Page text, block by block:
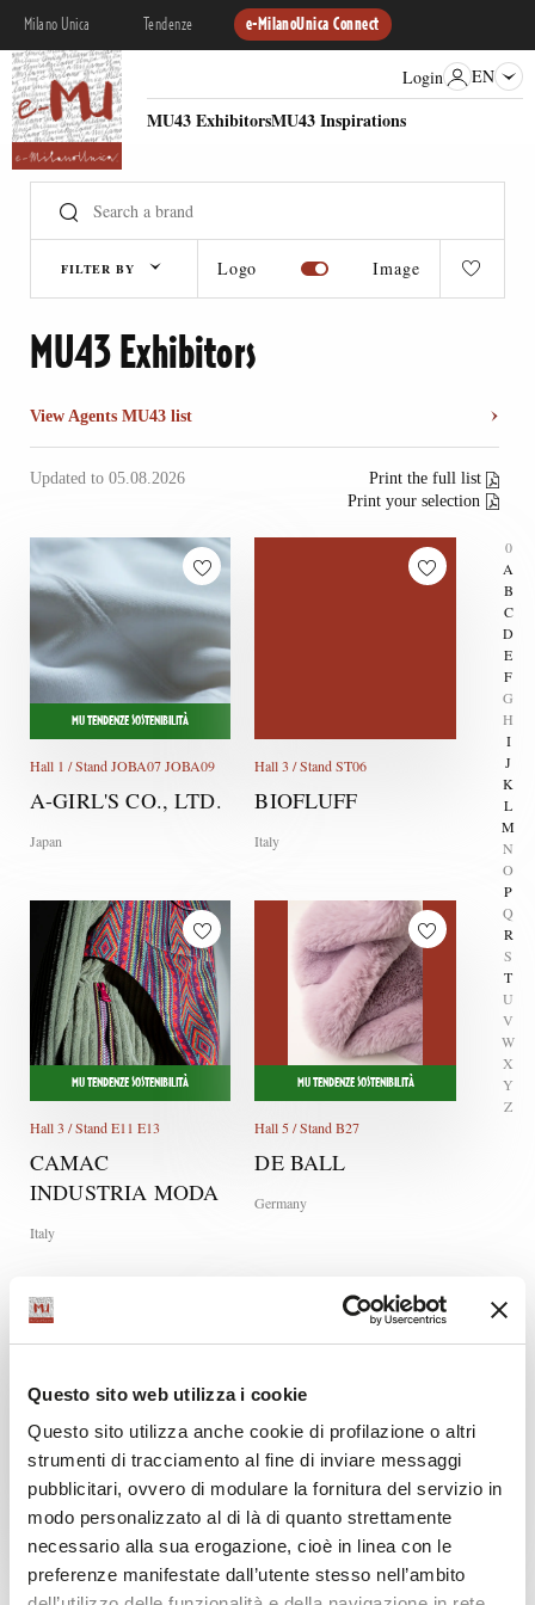
Questo sito web utilizza i cookie
Questo sito utilizza anche cookie di profilazione o altri
strumenti di tracciamento al fine di inviare messaggi
pubblicitari, ovvero di modulare la fornitura del servizio in
modo personalizzato al di là di quanto strettamente
necessario alla sua erogazione, cioè in linea con le
preferenze manifestate dall’utente stesso nell’ambito
Milano Unica Tendenze e-MilanoUnica Connect
MU43 ExhibitorsMU43 Inspirations
Login EN
FILTER BY Logo Image
0
A
B
C
D
E
F
G
H
I
J
K
L
M
N
O
P
Q
R
S
T
U
V
W
X
Y
Z
MU43 Exhibitors
View Agents MU43 list
Updated to 05.08.2026
Print the full list
Print your selection
MU TENDENZE SOSTENIBILITÀ
Hall 1 / Stand JOBA07 JOBA09
A-GIRL'S CO., LTD.
Japan
Hall 3 / Stand ST06
BIOFLUFF
Italy
MU TENDENZE SOSTENIBILITÀ
Hall 3 / Stand E11 E13
CAMAC
INDUSTRIA MODA
Italy
MU TENDENZE SOSTENIBILITÀ
Hall 5 / Stand B27
DE BALL
Germany
Hall 5 / Stand A11 A13 A15
ECOPEL EUROPE
France
Hall 3 / Stand E19
FEC*SERILABEL DI
FACCHINETTI